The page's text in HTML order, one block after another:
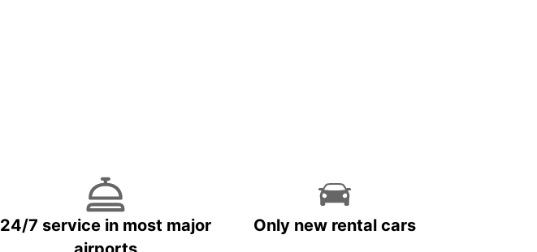
24/7 service in most major
Only new rental cars